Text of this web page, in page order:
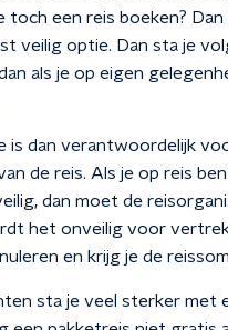
toch een reis boeken? Dan
veilig optie. Dan sta je
als je op eigen
is dan verantwoordelijk
de reis. Als je op reis
dan moet de
het onveilig voor
en krijg je de
sta je veel sterker met